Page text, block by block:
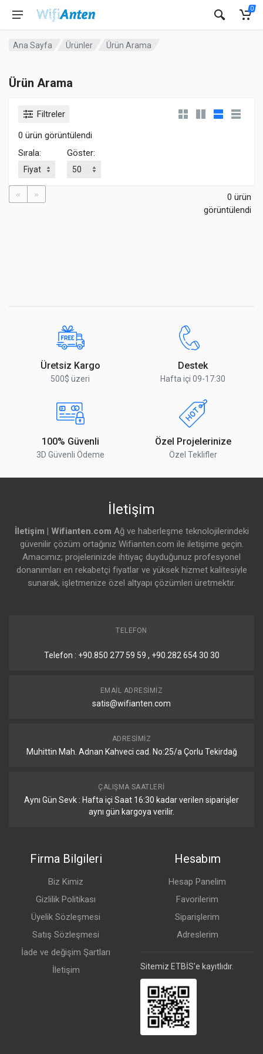
0
Ana Sayfa Ürünler Ürün Arama
Ürün Arama
Filtreler
0 ürün görüntülendi
Sırala:
Göster:
« »
0 ürün
görüntülendi
Üretsiz Kargo
500$ üzeri
Destek
Hafta içi 09-17:30
100% Güvenli
3D Güvenli Ödeme
Özel Projelerinize
Özel Teklifler
İletişim
İletişim | Wifianten.com Ağ ve haberleşme teknolojilerindeki
güvenilir çözüm ortağınız Wifianten.com ile iletişime geçin.
Amacımız; projelerinizde ihtiyaç duyduğunuz profesyonel
donanımları en rekabetçi fiyatlar ve yüksek hizmet kalitesiyle
sunarak, işletmenize özel altyapı çözümleri üretmektir.
TELEFON
Telefon : +90.850 277 59 59 , +90.282 654 30 30
EMAIL ADRESIMIZ
satis@wifianten.com
ADRESIMIZ
Muhittin Mah. Adnan Kahveci cad. No:25/a Çorlu Tekirdağ
ÇALIŞMA SAATLERI
Aynı Gün Sevk : Hafta içi Saat 16:30 kadar verilen siparişler
aynı gün kargoya verilir.
Firma Bilgileri
Biz Kimiz
Gizlilik Politikası
Üyelik Sözleşmesi
Satış Sözleşmesi
İade ve değişim Şartları
İletişim
Hesabım
Hesap Panelim
Favorilerim
Siparişlerim
Adreslerim
Sitemiz ETBİS'e kayıtlıdır.